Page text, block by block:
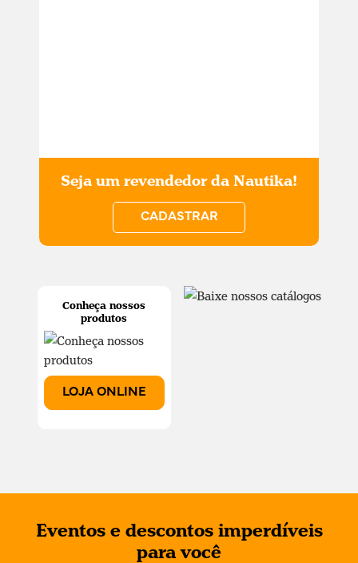
Conheça nossos
produtos
LOJA ONLINE
Seja um revendedor da Nautika!
CADASTRAR
Eventos e descontos imperdíveis
para você